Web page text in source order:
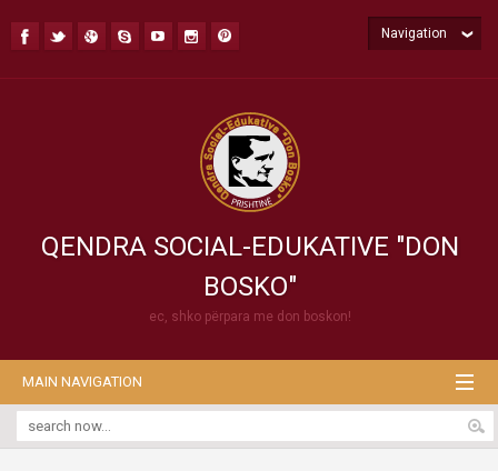
QENDRA SOCIAL-EDUKATIVE "DON
BOSKO"
ec, shko përpara me don boskon!
Navigation
MAIN NAVIGATION